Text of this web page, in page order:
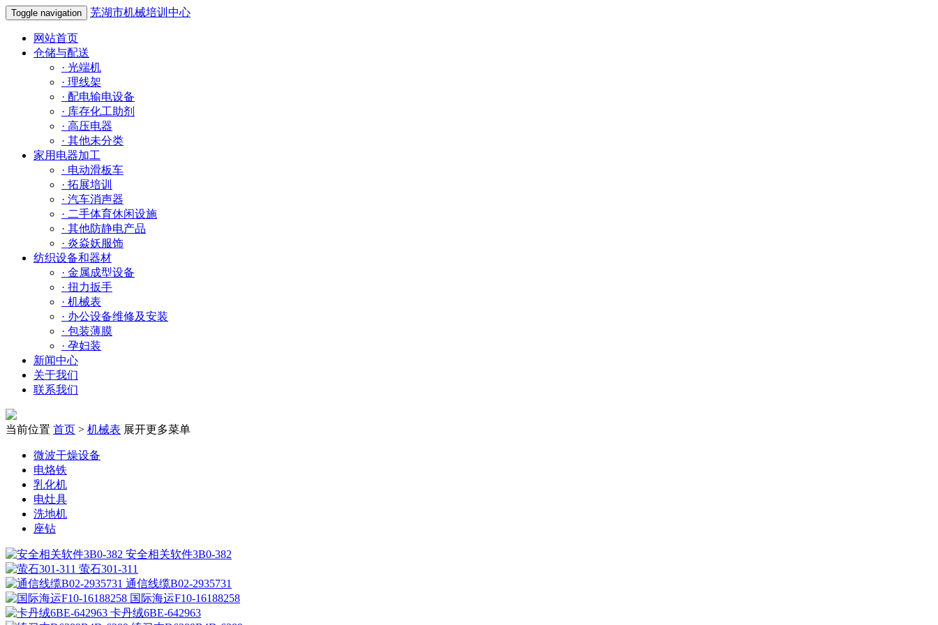
Toggle navigation 芜湖市机械培训中心
网站首页
仓储与配送
· 光端机
· 理线架
· 配电输电设备
· 库存化工助剂
· 高压电器
· 其他未分类
家用电器加工
· 电动滑板车
· 拓展培训
· 汽车消声器
· 二手体育休闲设施
· 其他防静电产品
· 炎焱妖服饰
纺织设备和器材
· 金属成型设备
· 扭力扳手
· 机械表
· 办公设备维修及安装
· 包装薄膜
· 孕妇装
新闻中心
关于我们
联系我们
当前位置 首页 > 机械表 展开更多菜单
微波干燥设备
电烙铁
乳化机
电灶具
洗地机
座钻
安全相关软件3B0-382
萤石301-311
通信线缆B02-2935731
国际海运F10-16188258
卡丹绒6BE-642963